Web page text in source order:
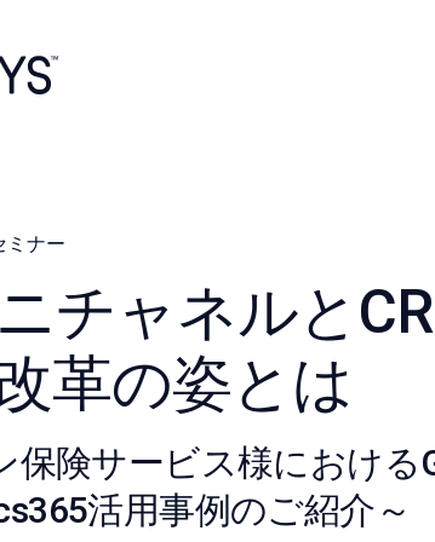
ミナー
チャネルと
革の姿とは
保険サービス様における
活用事例のご紹介～